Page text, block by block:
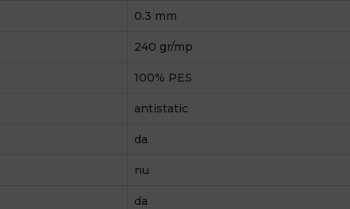
0.3 mm
240 gr/mp
100% PES
antistatic
da
nu
da